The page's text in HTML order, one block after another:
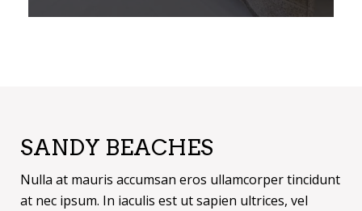
SANDY BEACHES
Nulla at mauris accumsan eros ullamcorper tincidunt
at nec ipsum. In iaculis est ut sapien ultrices, vel